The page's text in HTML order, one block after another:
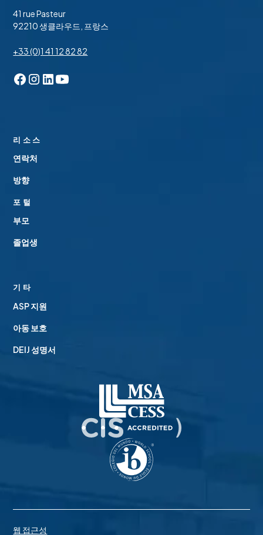
한 EAL 프로그램은 성공적인 영어 학습의 필수 요소로서
가정 문화와 모국어 발달을 중요하게 생각합니다.
모국어가 영어가 아닌 다른 언어인 신입생은 EAL 팀에서
듣기, 말하기, 읽기, 쓰기 등 영어 능력을 평가받습니다. 이
러한 평가 결과에 따라 EAL 프로그램 참여 여부를 결정하
건강 기록 및 예방 접종
접종과 의사가 작성한 의료 질문서를 제출할 것을 요구합
니다. 예방 접종 증명은 의사가 문진표에 확인합니다. 이 서
류를 신청서의 일부로 작성할 필요는 없지만, ASP의 제안
을 수락하는 경우 자녀가 수업을 시작하기 전에 작성된 양
식을 제출해야 합니다.
학생의 모국어가 영어가 아닌 경우, ASP는 지원자에게 영
어로 ASP가 주관하는 시험을 치르도록 요구합니다. 필요
하다고 판단되는 경우 이에 대해 연락을 드릴 것입니다.
신청서의 모든 부분을 제출하고 신청 수수료를 지불해야만
41 rue Pasteur
92210 생클라우드, 프랑스
+33 (0)1 41 12 82 82
리소스
연락처
방향
포털
부모
졸업생
기타
ASP 지원
아동 보호
DEIJ 성명서
웹 접근성